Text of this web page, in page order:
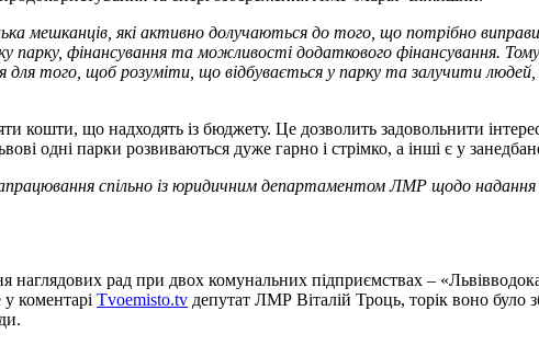
мешканців, які активно долучаються до того, що потрібно
фінансування та можливості додаткового фінансування.
того, щоб розуміти, що відбувається у парку та залучити людей,
кошти, що надходять із бюджету. Це дозволить задовольнити
одні парки розвиваються дуже гарно і стрімко, а інші є у
напрацювання спільно із юридичним департаментом ЛМР щодо
наглядових рад при двох комунальних підприємствах –
коментарі Tvoemisto.tv депутат ЛМР Віталій Троць, торік воно було